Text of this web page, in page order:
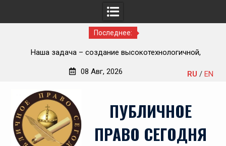
Последнее:
Наша задача – создание высокотехнологичной,
экспертной системы России
RU /EN
08 Авг, 2026
содержимому
ПУБЛИЧНОЕ
ПРАВО СЕГОДНЯ